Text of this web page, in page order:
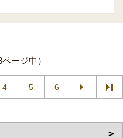
ージ中）
4 5 6